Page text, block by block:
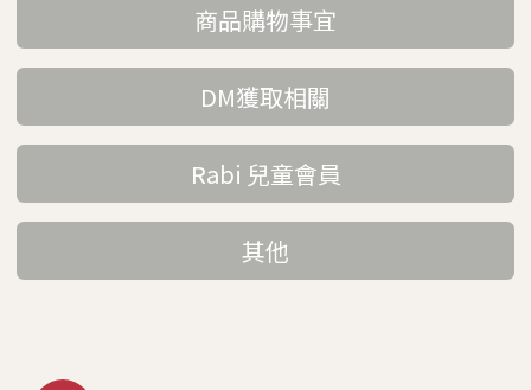
商品購物事宜
DM獲取相關
Rabi 兒童會員
其他